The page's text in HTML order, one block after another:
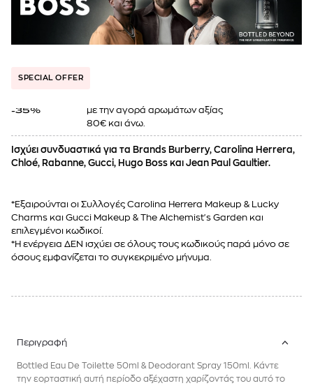
SPECIAL OFFER
-35%
με την αγορά αρωμάτων αξίας
80€ και άνω.
Ισχύει συνδυαστικά για τα Brands Burberry, Carolina Herrera,
Chloé, Rabanne, Gucci, Hugo Boss και Jean Paul Gaultier.
*Εξαιρούνται οι Συλλογές Carolina Herrera Makeup & Lucky
Charms και Gucci Makeup & The Alchemist's Garden και
επιλεγμένοι κωδικοί.
*Η ενέργεια ΔΕΝ ισχύει σε όλους τους κωδικούς παρά μόνο σε
όσους εμφανίζεται το συγκεκριμένο μήνυμα.
Περιγραφή
Bottled Eau De Toilette 50ml & Deodorant Spray 150ml. Κάντε
την εορταστική αυτή περίοδο αξέχαστη χαρίζοντάς του αυτό το